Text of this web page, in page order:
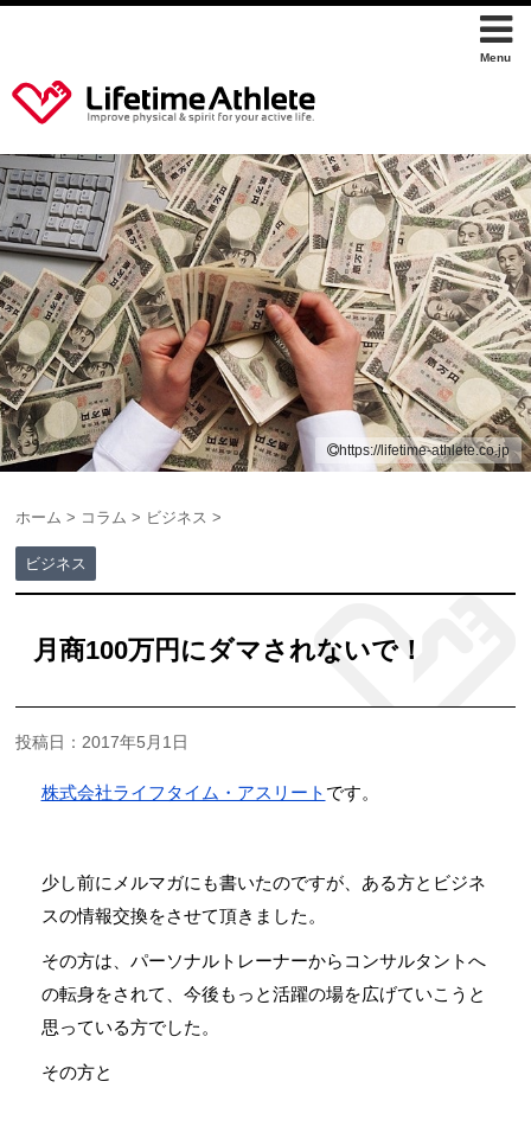
https://lifetime-athlete.co.jp
ホーム > コラム > ビジネス >
ビジネス
月商100万円にダマされないで！
投稿日：2017年5月1日
株式会社ライフタイム・アスリート です。
少し前にメルマガにも書いたのですが、ある方とビジネ
スの情報交換をさせて頂きました。
その方は、パーソナルトレーナーからコンサルタントへ
の転身をされて、今後もっと活躍の場を広げていこうと
思っている方でした。
その方と